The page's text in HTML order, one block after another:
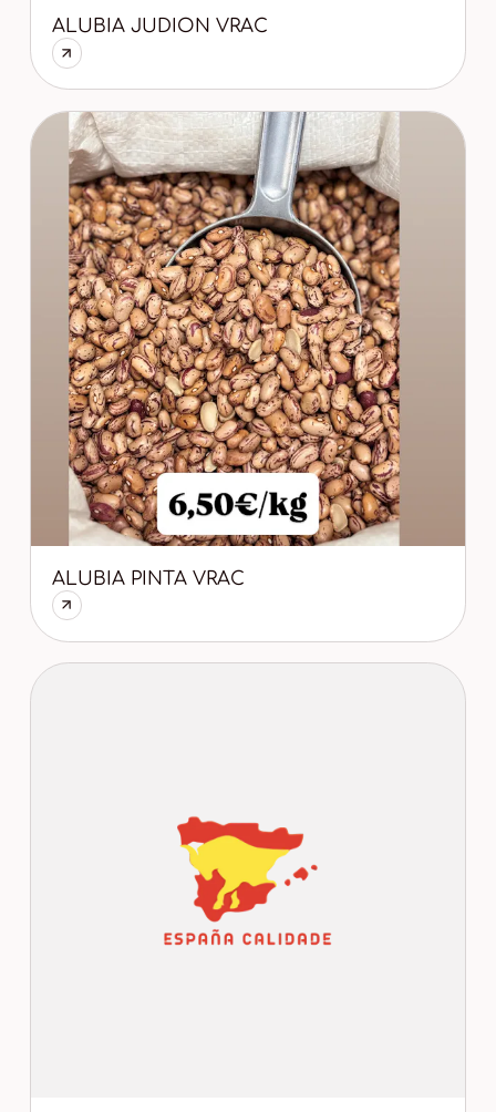
ALUBIA JUDION VRAC
ALUBIA PINTA VRAC